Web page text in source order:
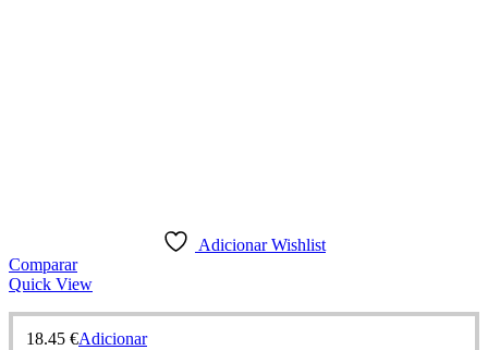
Adicionar Wishlist
Comparar
Quick View
18.45 €Adicionar